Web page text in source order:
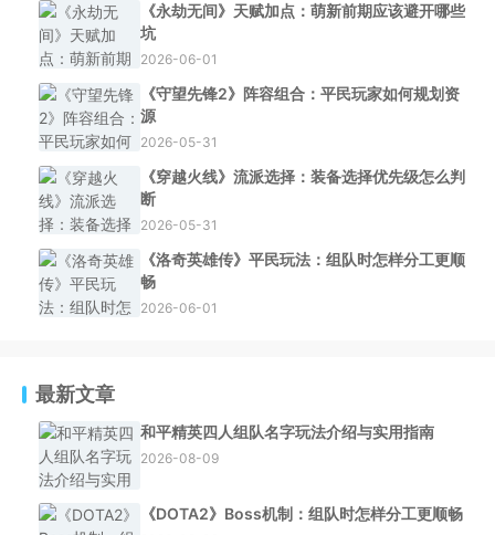
《永劫无间》天赋加点：萌新前期应该避开哪些
坑
2026-06-01
《守望先锋2》阵容组合：平民玩家如何规划资
源
2026-05-31
《穿越火线》流派选择：装备选择优先级怎么判
断
2026-05-31
《洛奇英雄传》平民玩法：组队时怎样分工更顺
畅
2026-06-01
最新文章
和平精英四人组队名字玩法介绍与实用指南
2026-08-09
《DOTA2》Boss机制：组队时怎样分工更顺畅